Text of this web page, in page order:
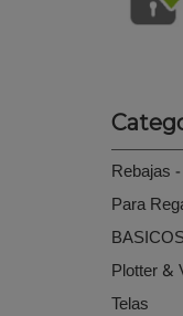
Rebajas
Para
Plotter &
Telas